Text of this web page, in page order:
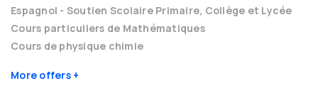
Espagnol - Soutien Scolaire Primaire, Collège et Lycée
Cours particuliers de Mathématiques
Cours de physique chimie
More offers